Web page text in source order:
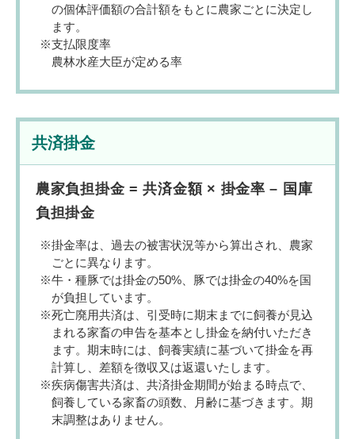
の個体評価額の合計額をもとに農家ごとに決定し
ます。
支払限度率
農林水産大臣が定める率
共済掛金
農家負担掛金 = 共済金額 × 掛金率 – 国庫
負担掛金
掛金率は、過去の被害状況等から算出され、農家
ごとに異なります。
牛・種豚では掛金の50%、豚では掛金の40%を国
が負担しています。
死亡廃用共済は、引受時に期末までに飼養が見込
まれる家畜の申告を基本とし掛金を納付いただき
ます。期末時には、飼養実績に基づいて掛金を再
計算し、差額を徴収又は返還いたします。
疾病傷害共済は、共済掛金期間が始まる時点で、
飼養している家畜の頭数、月齢に基づきます。期
末調整はありません。